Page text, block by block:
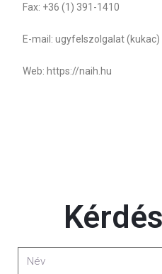
Fax: +36 (1) 391-1410
E-mail: ugyfelszolgalat (kukac)
Web: https://naih.hu